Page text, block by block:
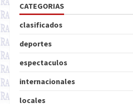
CATEGORIAS
clasificados
deportes
espectaculos
internacionales
locales